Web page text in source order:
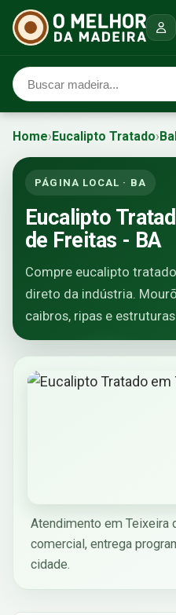
Home›Eucalipto Tratado›
PÁGINA LOCAL · BA
Eucalipto
de Freitas - BA
Compre eucalipto
direto da indústria.
caibros, ripas e
Atendimento em Teixeira
comercial, entrega
cidade.